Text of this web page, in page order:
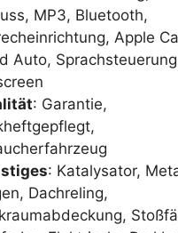
MP3, Bluetooth,
Apple
Auto,
: Garantie,
: Katalysator,
Dachreling,